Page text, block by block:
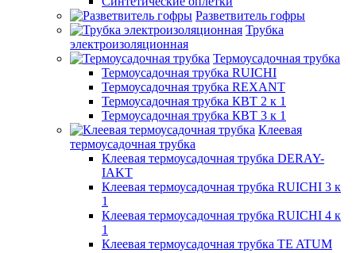
Разветвитель гофры
Трубка
электроизоляционная
Термоусадочная трубка
Термоусадочная трубка RUICHI
Термоусадочная трубка REXANT
Термоусадочная трубка КВТ 2 к 1
Термоусадочная трубка КВТ 3 к 1
Клеевая
термоусадочная трубка
Клеевая термоусадочная трубка DERAY-
IAKT
Клеевая термоусадочная трубка RUICHI 3 к
1
Клеевая термоусадочная трубка RUICHI 4 к
1
Клеевая термоусадочная трубка TE ATUM